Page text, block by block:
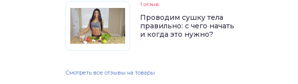
1 отзыв
Проводим сушку тела
правильно: с чего начать
и когда это нужно?
Смотреть все отзывы на товары